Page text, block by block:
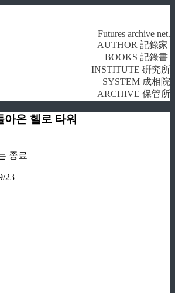
Futures archive net.
AUTHOR 記錄家
BOOKS 記錄書
INSTITUTE 硏究所
SYSTEM 成相院
ARCHIVE 保管所
아온 헬로 타워
종료
23